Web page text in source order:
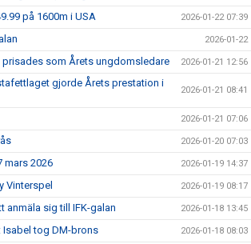
på 1600m i USA 2026-01-22 07:39
2026-01-22
prisades som Årets ungdomsledare 2026-01-21 12:56
gjorde Årets prestation i
2026-01-21 08:41
2026-01-21 07:06
2026-01-20 07:03
mars 2026 2026-01-19 14:37
Vinterspel 2026-01-19 08:17
anmäla sig till IFK-galan 2026-01-18 13:45
Isabel tog DM-brons 2026-01-18 08:03